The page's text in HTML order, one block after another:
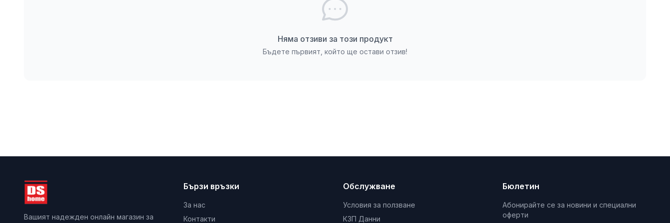
Няма отзиви за този продукт
Бъдете първият, който ще остави отзив!
Вашият надежден онлайн магазин за
Бързи връзки
За нас
Контакти
Обслужване
Условия за ползване
КЗП Данни
Бюлетин
Абонирайте се за новини и специални
оферти